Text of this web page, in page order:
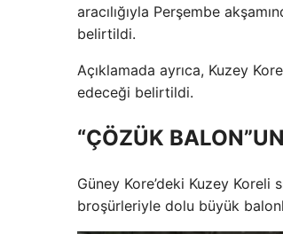
aracılığıyla Perşembe
belirtildi.
Açıklamada ayrıca, Kuzey
edeceği belirtildi.
“ÇÖZÜK
Güney Kore’deki Kuzey Koreli
broşürleriyle dolu büyük